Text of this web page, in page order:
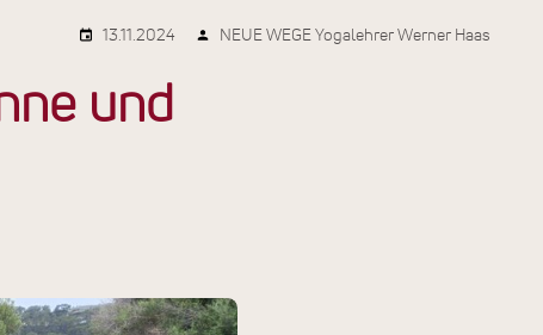
13.11.2024 NEUE WEGE Yogalehrer Werner Haas
und